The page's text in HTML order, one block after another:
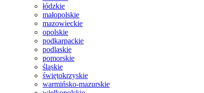
łódzkie
małopolskie
mazowieckie
opolskie
podkarpackie
podlaskie
pomorskie
śląskie
świętokrzyskie
warmińsko-mazurskie